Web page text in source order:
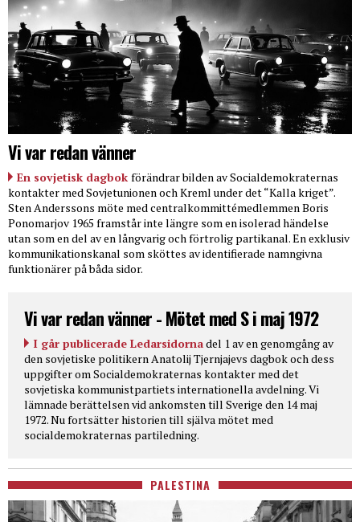
Vi var redan vänner
En sovjetisk dagbok förändrar bilden av Socialdemokraternas
kontakter med Sovjetunionen och Kreml under det “Kalla kriget”.
Sten Anderssons möte med centralkommittémedlemmen Boris
Ponomarjov 1965 framstår inte längre som en isolerad händelse
utan som en del av en långvarig och förtrolig partikanal. En exklusiv
kommunikationskanal som sköttes av identifierade namngivna
funktionärer på båda sidor.
Vi var redan vänner - Mötet med S i maj 1972
I går publicerade Ledarsidornadel 1 av en genomgång av
den sovjetiske politikern Anatolij Tjernjajevs dagbok och dess
uppgifter om Socialdemokraternas kontakter med det
sovjetiska kommunistpartiets internationella avdelning. Vi
lämnade berättelsen vid ankomsten till Sverige den 14 maj
1972. Nu fortsätter historien till själva mötet med
socialdemokraternas partiledning.
PALESTINA